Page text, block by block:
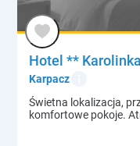
Hotel ** Karolinka
Karpacz
Świetna lokalizacja,
komfortowe pokoje.